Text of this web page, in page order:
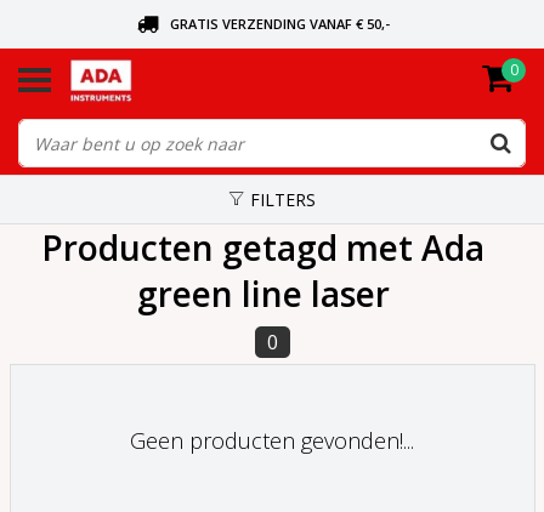
GRATIS VERZENDING VANAF € 50,-
VANDAAG BESTELD, VANDAAG VERZONDEN
0
FILTERS
Producten getagd met Ada
green line laser
0
Geen producten gevonden!...